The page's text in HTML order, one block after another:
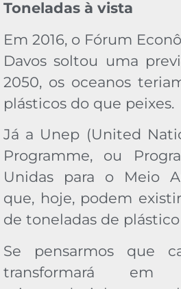
Toneladas à vista
Em 2016, o Fórum
Davos soltou uma
2050, os oceanos
plásticos do que peixes.
Já a Unep (United
Programme, ou
Unidas para o Meio
que, hoje, podem
de toneladas de
Se pensarmos que
transformará